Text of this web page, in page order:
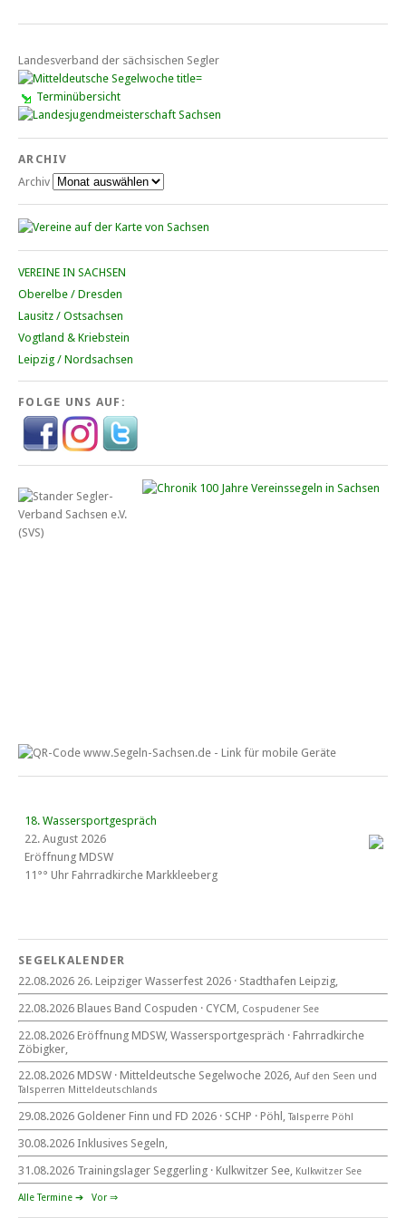
Landesverband der sächsischen Segler
Terminübersicht
ARCHIV
Archiv
VEREINE IN SACHSEN
Oberelbe / Dresden
Lausitz / Ostsachsen
Vogtland & Kriebstein
Leipzig / Nordsachsen
FOLGE UNS AUF:
18. Wassersportgespräch
22. August 2026
Eröffnung MDSW
11°° Uhr Fahrrad­kirche Markkleeberg
22. August 2026
beim CYCM
für alle Segler am See
Mitteldeutsche Segelwoche
22. – 30. August 2026 in Sachsen · Thüringen · Sachsen Anhalt
Goldener Finn und FD 2026
29. – 30. August 2026
beim SCHP auf der Talsperre Pöhl
SEGELKALENDER
22.08.2026 26. Leipziger Wasserfest 2026 · Stadthafen Leipzig,
22.08.2026 Blaues Band Cospuden · CYCM,
Cospudener See
22.08.2026 Eröffnung MDSW, Wassersportgespräch · Fahrradkirche
Zöbigker,
22.08.2026 MDSW · Mitteldeutsche Segelwoche 2026, Auf den Seen und
Tal­sperren Mittel­deut­sch­lands
29.08.2026 Goldener Finn und FD 2026 · SCHP · Pöhl, Talsperre Pöhl
30.08.2026 Inklusives Segeln,
31.08.2026 Trainingslager Seggerling · Kulkwitzer See, Kulkwitzer See
Alle Termine ➔ Vor ⇒